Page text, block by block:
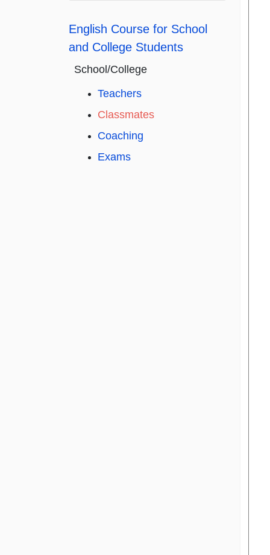
English Course for School
and College Students
School/College
Teachers
Classmates
Coaching
Exams